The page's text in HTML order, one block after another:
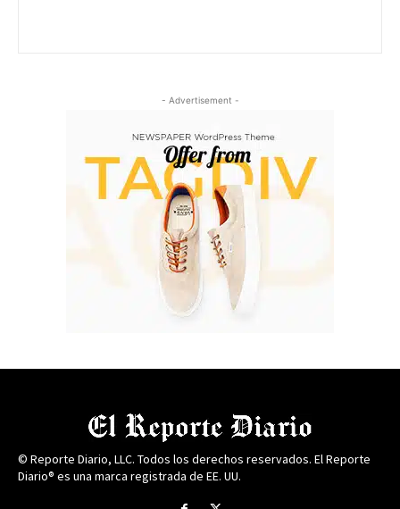
- Advertisement -
© Reporte Diario, LLC. Todos los derechos reservados. El Reporte
Diario® es una marca registrada de EE. UU.